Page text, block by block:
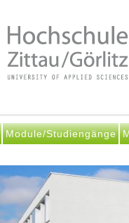
Module/Studiengänge